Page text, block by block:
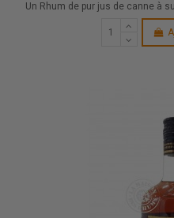
Un Rhum de pur jus de canne à